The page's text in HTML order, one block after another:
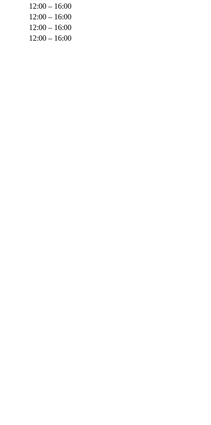
12:00 – 16:00
12:00 – 16:00
12:00 – 16:00
12:00 – 16:00